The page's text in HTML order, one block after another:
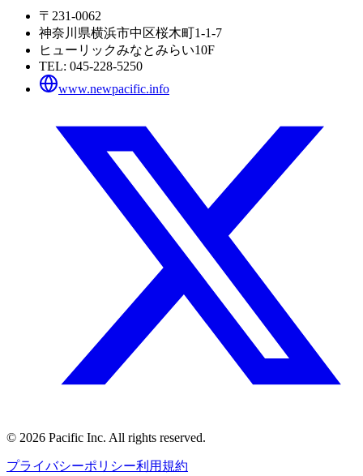
〒231-0062
神奈川県横浜市中区桜木町1-1-7
ヒューリックみなとみらい10F
TEL: 045-228-5250
www.newpacific.info
© 2026 Pacific Inc. All rights reserved.
プライバシーポリシー利用規約